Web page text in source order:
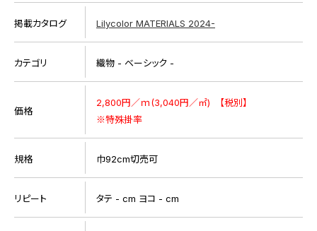
掲載カタログ Lilycolor MATERIALS 2024-
カテゴリ 織物 - ベーシック -
価格
2,800円／ｍ(3,040円／㎡) 【税別】
※特殊掛率
規格 巾92cm切売可
リピート タテ - cm ヨコ - cm